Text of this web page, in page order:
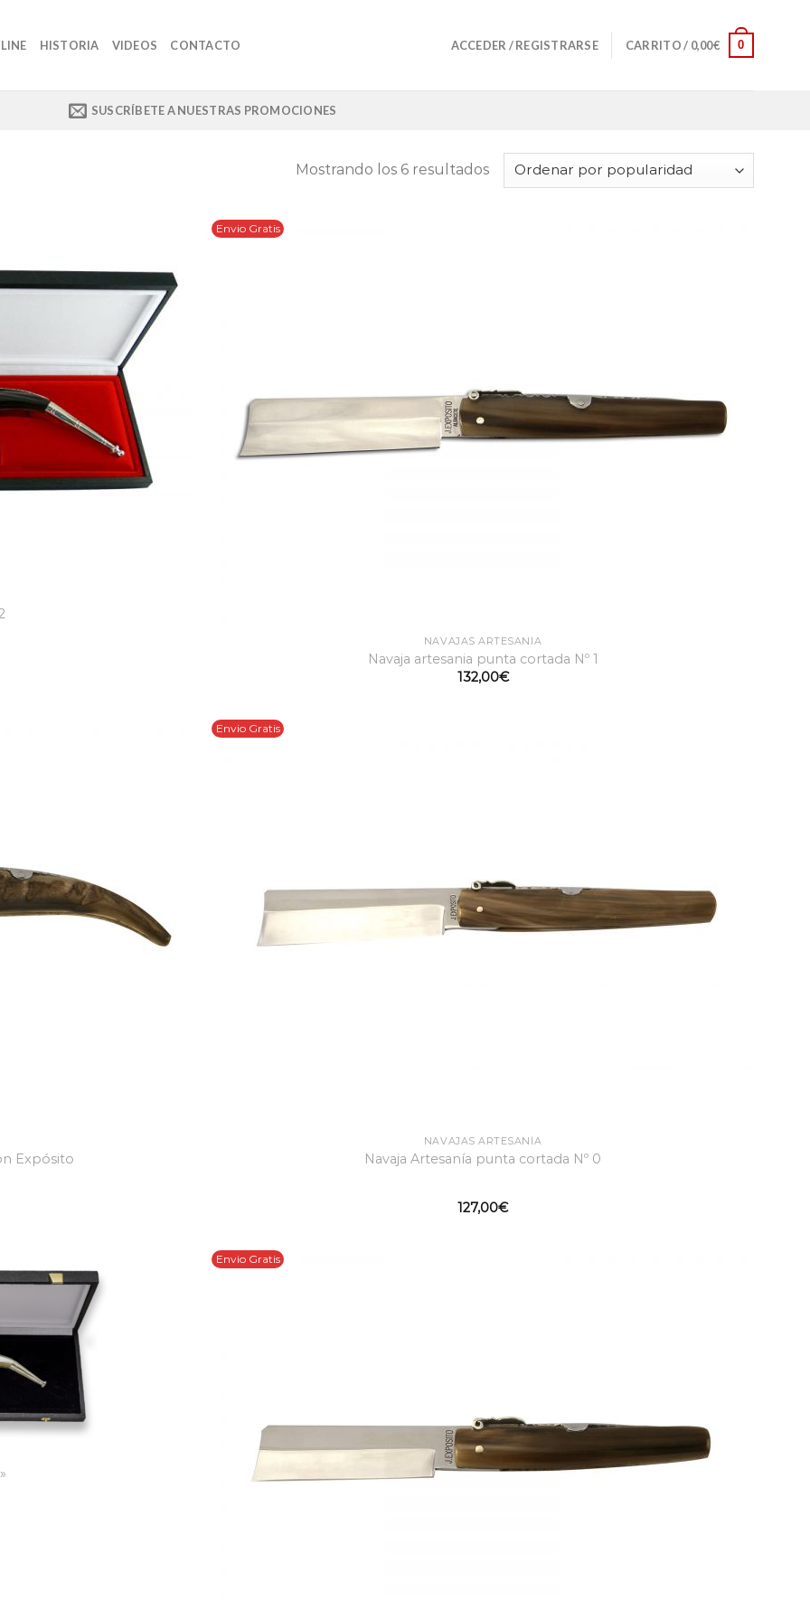
HISTORIA VIDEOS CONTACTO ACCEDER / REGISTRARSE CARRITO / 0,00€ 0
SUSCRÍBETE A NUESTRAS PROMOCIONES
Mostrando los 6 resultados
Envio Gratis
NAVAJAS ARTESANÍA
Navaja artesania punta cortada Nº 1
132,00€
Expósito
Envio Gratis
NAVAJAS ARTESANÍA
Navaja Artesanía punta cortada Nº 0
127,00€
Envio Gratis